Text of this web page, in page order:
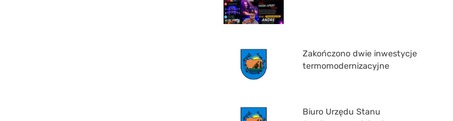
Zakończono dwie inwestycje
termomodernizacyjne
Biuro Urzędu Stanu